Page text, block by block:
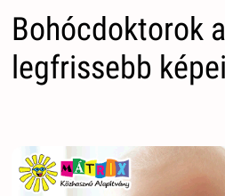
Bohócdoktorok
legfrissebb képei